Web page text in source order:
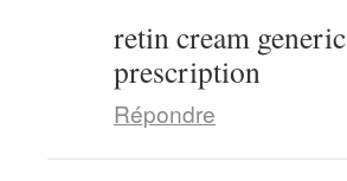
retin cream generic
prescription
Répondre